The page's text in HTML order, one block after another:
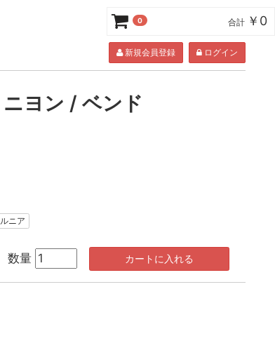
新規会員登録 ログイン
ヨン / ベンド
ニア
数量 カートに入れる
0 合計 ￥0